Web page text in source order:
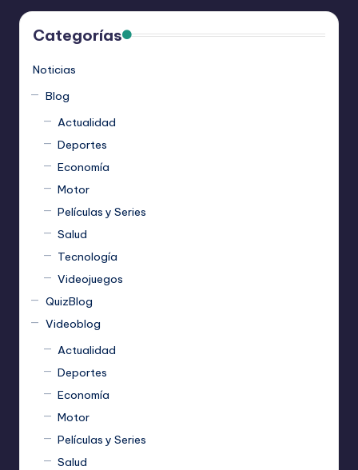
Categorías
Noticias
Blog
Actualidad
Deportes
Economía
Motor
Películas y Series
Salud
Tecnología
Videojuegos
QuizBlog
Videoblog
Actualidad
Deportes
Economía
Motor
Películas y Series
Salud